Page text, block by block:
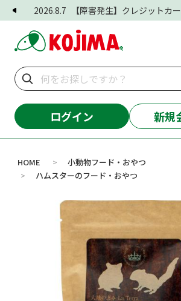
2026.8.7 【障害発生】クレジットカ
ログイン 新規
HOME > 小動物フード・おやつ
> ハムスターのフード・おやつ